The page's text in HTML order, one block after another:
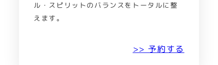
ル・スピリットのバランスをトータルに整
えます。
>> 予約する